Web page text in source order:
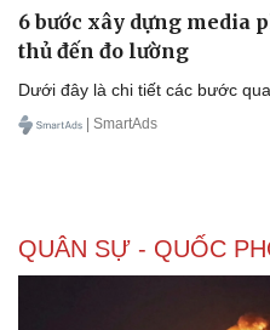
6 bước xây dựng media
thủ đến đo lường
Dưới đây là chi tiết các bước
| SmartAds
QUÂN SỰ - QUỐC